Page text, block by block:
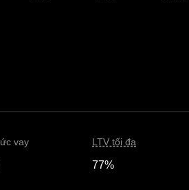
vay LTV tối đa
77%